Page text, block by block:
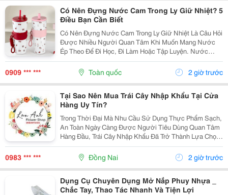
Có Nên Đựng Nước Cam Trong Ly Giữ Nhiệt? 5
Điều Bạn Cần Biết
Có Nên Đựng Nước Cam Trong Ly Giữ Nhiệt Là Câu Hỏi
Được Nhiều Người Quan Tâm Khi Muốn Mang Nước
Ép Theo Để Đi Học, Đi Làm Hoặc Tập Luyện. Nước
Cam Rất Giàu Vitamin C Và Tốt Cho Sức Khỏe, Tuy
Nhiên Đây Cũng Là Loại Đồ Uống Có Tính Axit Tự
Nhiên. Hãy...
0909 *** *** Toàn quốc 2 giờ trước
Tại Sao Nên Mua Trái Cây Nhập Khẩu Tại Cửa
Hàng Uy Tín?
Trong Thời Đại Mà Nhu Cầu Sử Dụng Thực Phẩm Sạch,
An Toàn Ngày Càng Được Người Tiêu Dùng Quan Tâm
Hàng Đầu, Trái Cây Nhập Khẩu Đã Trở Thành Lựa Chọn
Ưu Tiên Của Nhiều Gia Đình. Tuy Nhiên, Không Phải Ai
Cũng Nhận Thức Đầy Đủ Về Tầm Quan Trọng Của
0983 *** *** Đồng Nai 2 giờ trước
Dụng Cụ Chuyên Dụng Mở Nắp Phuy Nhựa _
Chắc Tay, Thao Tác Nhanh Và Tiện Lợi